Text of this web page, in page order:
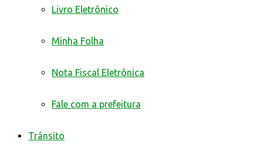
Livro Eletrônico
Minha Folha
Nota Fiscal Eletrônica
Fale com a prefeitura
Trânsito